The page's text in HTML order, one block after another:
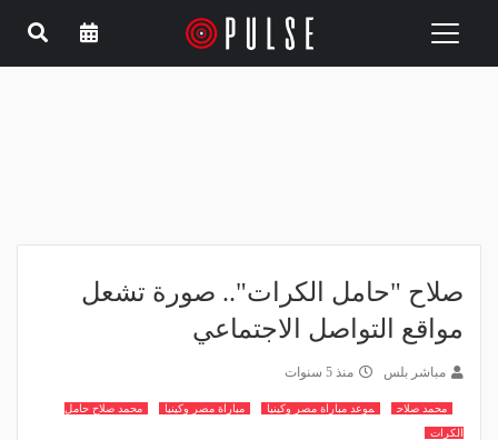
Toggle
صلاح "حامل الكرات".. صورة تشعل
مواقع التواصل الاجتماعي
مباشر بلس منذ 5 سنوات
محمد صلاح موعد مباراة مصر وكينيا مباراة مصر وكينيا
محمد صلاح حامل
الكرات